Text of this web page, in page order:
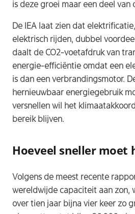
is deze groei maar een deel van
De IEA laat zien dat
elektrisch rijden, dubbel
daalt de CO2-voetafdruk van
energie-efficiëntie omdat een
is dan een verbrandingsmotor.
hernieuwbaar energiegebruik
versnellen wil het
bereik blijven.​
Hoeveel sneller moet
Volgens de meest recente
wereldwijde capaciteit aan zon,
over tien jaar bijna vier keer zo